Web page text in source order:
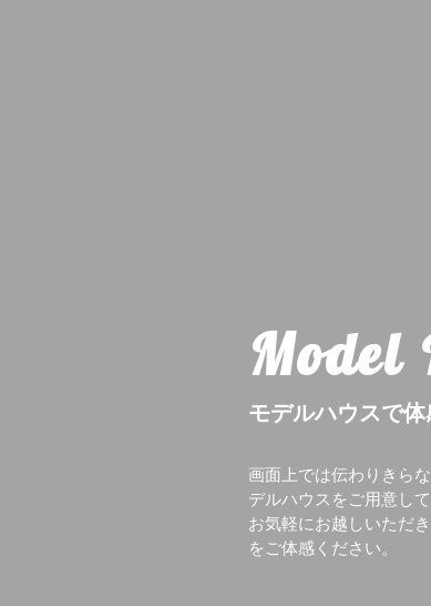
Model
モデルハウスで
画面上では伝わりきら
デルハウスをご用意して
お気軽にお越しいただ
をご体感ください。